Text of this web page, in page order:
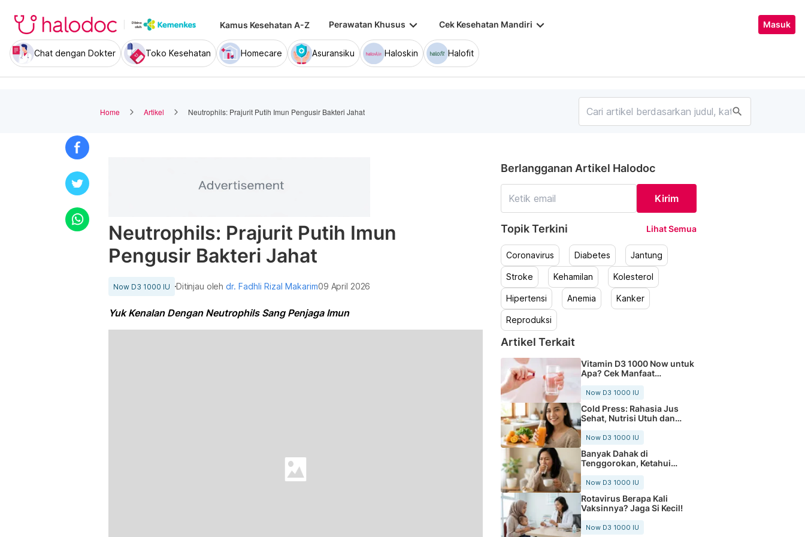
Kamus Kesehatan A-Z Perawatan Khusus keyboard_arrow_down Cek Kesehatan Mandiri keyboard_arrow_down Masuk
Chat dengan Dokter Toko Kesehatan Homecare Asuransiku Haloskin Halofit
Home Artikel Neutrophils: Prajurit Putih Imun Pengusir Bakteri Jahat search
Neutrophils: Prajurit Putih Imun
Pengusir Bakteri Jahat
Now D3 1000 IU Ditinjau olehdr. Fadhli Rizal Makarim09 April 2026
Yuk Kenalan Dengan Neutrophils Sang Penjaga Imun
Berlangganan Artikel Halodoc
Kirim
Topik Terkini Lihat Semua
Coronavirus Diabetes Jantung
Stroke Kehamilan Kolesterol
Hipertensi Anemia Kanker
Reproduksi
Artikel Terkait
Vitamin D3 1000 Now untuk
Apa? Cek Manfaat
Now D3 1000 IU
Cold Press: Rahasia Jus
Sehat, Nutrisi Utuh dan
Segar
Now D3 1000 IU
Banyak Dahak di
Tenggorokan, Ketahui
Penyebab dan Cara Atasi
Now D3 1000 IU
Rotavirus Berapa Kali
Vaksinnya? Jaga Si Kecil!
Now D3 1000 IU